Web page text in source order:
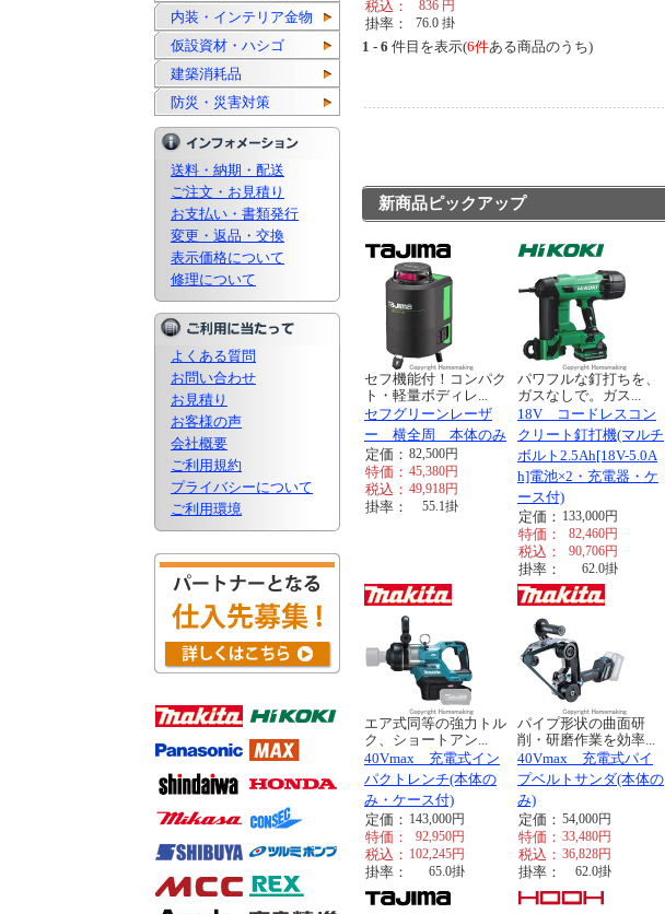
内装・インテリア金物
仮設資材・ハシゴ
建築消耗品
防災・災害対策
送料・納期・配送
ご注文・お見積り
お支払い・書類発行
変更・返品・交換
表示価格について
修理について
よくある質問
お問い合わせ
お見積り
お客様の声
会社概要
ご利用規約
プライバシーについて
ご利用環境
税込： 836 円
掛率： 76.0 掛
1 - 6 件目を表示(6件ある商品のうち)
新商品ピックアップ
セフ機能付！コンパク
ト・軽量ボディレ...
セフグリーンレーザ
ー 横全周 本体のみ
定価： 82,500円
特価： 45,380円
税込： 49,918円
掛率： 55.1掛
パワフルな釘打ちを、
ガスなしで。ガス...
18V コードレスコン
クリート釘打機(マルチ
ボルト2.5Ah[18V-5.0A
h]電池×2・充電器・ケ
ース付)
定価： 133,000円
特価： 82,460円
税込： 90,706円
掛率： 62.0掛
エア式同等の強力トル
ク、ショートアン...
40Vmax 充電式イン
パクトレンチ(本体の
み・ケース付)
定価： 143,000円
特価： 92,950円
税込： 102,245円
掛率： 65.0掛
パイプ形状の曲面研
削・研磨作業を効率...
40Vmax 充電式パイ
プベルトサンダ(本体の
み)
定価： 54,000円
特価： 33,480円
税込： 36,828円
掛率： 62.0掛